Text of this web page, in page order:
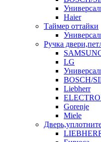
Haier
Таймер оттайки
Ручка
LG
BOSCH/
Liebherr
Gorenje
Miele